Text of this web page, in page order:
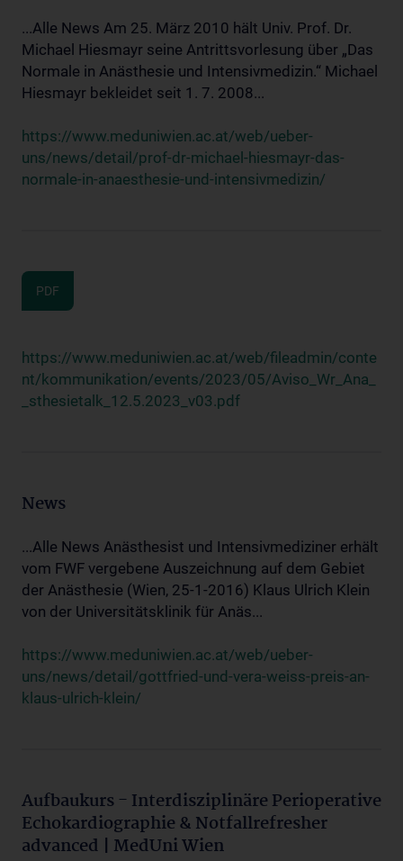
...Alle News Am 25. März 2010 hält Univ. Prof. Dr.
Michael Hiesmayr seine Antrittsvorlesung über „Das
Normale in Anästhesie und Intensivmedizin.“ Michael
Hiesmayr bekleidet seit 1. 7. 2008...
https://www.meduniwien.ac.at/web/ueber-
uns/news/detail/prof-dr-michael-hiesmayr-das-
normale-in-anaesthesie-und-intensivmedizin/
PDF
https://www.meduniwien.ac.at/web/fileadmin/conte
nt/kommunikation/events/2023/05/Aviso_Wr_Ana_
_sthesietalk_12.5.2023_v03.pdf
News
...Alle News Anästhesist und Intensivmediziner erhält
vom FWF vergebene Auszeichnung auf dem Gebiet
der Anästhesie (Wien, 25-1-2016) Klaus Ulrich Klein
von der Universitätsklinik für Anäs...
https://www.meduniwien.ac.at/web/ueber-
uns/news/detail/gottfried-und-vera-weiss-preis-an-
klaus-ulrich-klein/
Aufbaukurs - Interdisziplinäre Perioperative
Echokardiographie & Notfallrefresher
advanced | MedUni Wien